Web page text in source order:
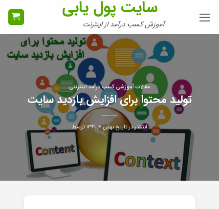
سایت پول یابی
آموزش کسب درآمد از اینترنت
مقالات آموزشی کسب درآمد اینترنتی
تولید محتوا برای افزایش بازدید سایت
انتشار در تاریخبهمن ۷, ۱۳۹۹ توسط